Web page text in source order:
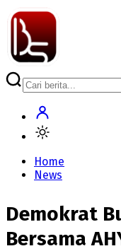
Home
News
Demokrat
Bersama